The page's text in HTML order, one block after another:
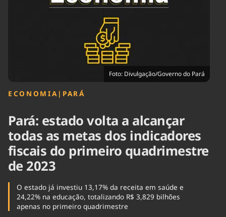
Educação
Infraestrutura
Internacional
Saúde
Foto: Divulgação/Governo do Pará
ECONOMIA | PARÁ
Pará: estado volta a alcançar
todas as metas dos indicadores
fiscais do primeiro quadrimestre
de 2023
O estado já investiu 13,17% da receita em saúde e
24,22% na educação, totalizando R$ 3,829 bilhões
apenas no primeiro quadrimestre